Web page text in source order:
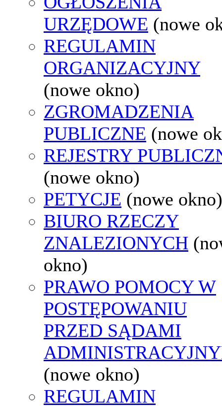
URZĘDOWE (nowe
REGULAMIN
ORGANIZACYJNY
(nowe okno)
ZGROMADZENIA
PUBLICZNE (nowe
REJESTRY
(nowe okno)
PETYCJE (nowe okno)
BIURO RZECZY
ZNALEZIONYCH
okno)
PRAWO POMOCY W
POSTĘPOWANIU
PRZED SĄDAMI
(nowe okno)
REGULAMIN